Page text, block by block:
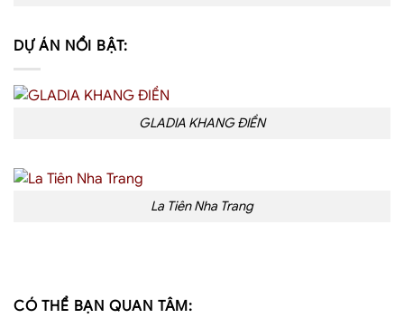
DỰ ÁN NỔI BẬT:
GLADIA KHANG ĐIỀN
La Tiên Nha Trang
CÓ THỂ BẠN QUAN TÂM: